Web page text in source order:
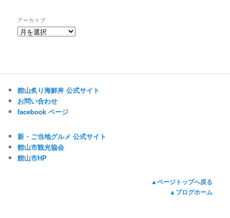
アーカイブ
ア
館山炙り海鮮丼 公式サイト
お問い合わせ
facebook ページ
新・ご当地グルメ 公式サイト
館山市観光協会
館山市HP
▲ページトップへ戻る
▲ブログホーム